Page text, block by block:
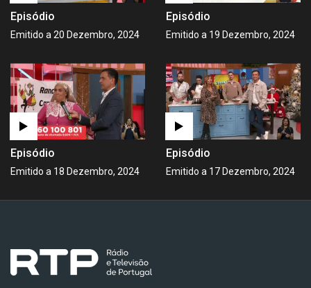
Episódio
Emitido a 20 Dezembro, 2024
Episódio
Emitido a 19 Dezembro, 2024
Episódio
Emitido a 18 Dezembro, 2024
Episódio
Emitido a 17 Dezembro, 2024